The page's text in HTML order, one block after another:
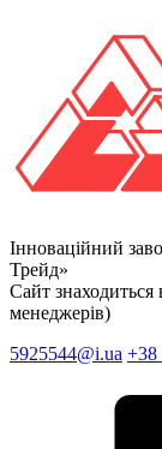
Інноваційний
Трейд»
Сайт знаходиться
менеджерів)
5925544@i.ua +38